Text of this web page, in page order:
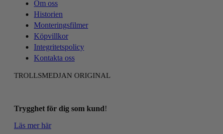
Om oss
Historien
Monteringsfilmer
Köpvillkor
Integritetspolicy
Kontakta oss
TROLLSMEDJAN ORIGINAL
Trygghet för dig som kund!
Läs mer här